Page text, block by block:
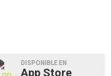
DISPONIBLE EN
App Store